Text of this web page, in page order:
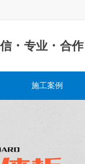
· 专业 · 合作
施工案例